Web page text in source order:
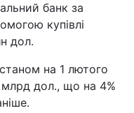
банк за
купівлі
дол.
станом на 1 лютого
дол., що на 4%